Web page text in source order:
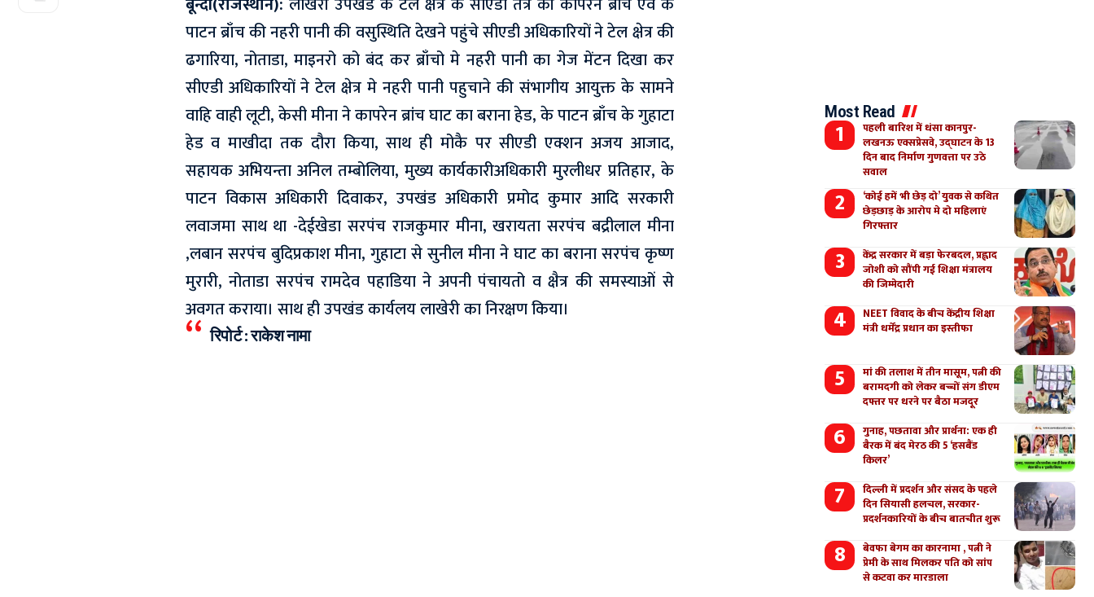
पाटन ब्राँच की नहरी पानी की वसुस्थिति देखने पहुंचे सीएडी अधिकारियों ने टेल क्षेत्र की
ढगारिया, नोताडा, माइनरो को बंद कर ब्राँचो मे नहरी पानी का गेज मेंटन दिखा कर
सीएडी अधिकारियों ने टेल क्षेत्र मे नहरी पानी पहुचाने की संभागीय आयुक्त के सामने
वाहि वाही लूटी, केसी मीना ने कापरेन ब्रांच घाट का बराना हेड, के पाटन ब्राँच के गुहाटा
हेड व माखीदा तक दौरा किया, साथ ही मोकै पर सीएडी एक्शन अजय आजाद,
सहायक अभियन्ता अनिल तम्बोलिया, मुख्य कार्यकारीअधिकारी मुरलीधर प्रतिहार, के
पाटन विकास अधिकारी दिवाकर, उपखंड अधिकारी प्रमोद कुमार आदि सरकारी
लवाजमा साथ था -देईखेडा सरपंच राजकुमार मीना, खरायता सरपंच बद्रीलाल मीना
,लबान सरपंच बुदिप्रकाश मीना, गुहाटा से सुनील मीना ने घाट का बराना सरपंच कृष्ण
मुरारी, नोताडा सरपंच रामदेव पहाडिया ने अपनी पंचायतो व क्षैत्र की समस्याओं से
अवगत कराया। साथ ही उपखंड कार्यलय लाखेरी का निरक्षण किया।
रिपोर्ट : राकेश नामा
Most Read
पहली बारिश में धंसा कानपुर-
लखनऊ एक्सप्रेसवे, उद्घाटन के 13
दिन बाद निर्माण गुणवत्ता पर उठे
सवाल
‘कोई हमें भी छेड़ दो’ युवक से कथित
छेड़छाड़ के आरोप मे दो महिलाएं
गिरफ्तार
केंद्र सरकार में बड़ा फेरबदल, प्रह्लाद
जोशी को सौंपी गई शिक्षा मंत्रालय
की जिम्मेदारी
NEET विवाद के बीच केंद्रीय शिक्षा
मंत्री धर्मेंद्र प्रधान का इस्तीफा
मां की तलाश में तीन मासूम, पत्नी की
बरामदगी को लेकर बच्चों संग डीएम
दफ्तर पर धरने पर बैठा मजदूर
गुनाह, पछतावा और प्रार्थना: एक ही
बैरक में बंद मेरठ की 5 ‘हसबैंड
किलर’
दिल्ली में प्रदर्शन और संसद के पहले
दिन सियासी हलचल, सरकार-
प्रदर्शनकारियों के बीच बातचीत शुरू
बेवफा बेगम का कारनामा , पत्नी ने
प्रेमी के साथ मिलकर पति को सांप
से कटवा कर मारडाला